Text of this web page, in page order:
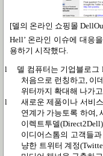
[델의 온라인 쇼핑몰
Hell’ 온라인 이슈에 대응
용하기 시작했다
l 델 컴퓨터는 기업블로그
처음으로 런칭하고 이
위터까지 확대해 나가
l
새로운 제품이나 서비
연계가 가능토록 하여
이렉트투델(Direct2Dell)
이디어스톰의 고객들
냥한 트위터 계정